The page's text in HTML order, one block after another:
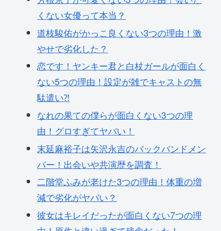
くない女優って本当？
道枝駿佑がかっこ良くない3つの理由！激
やせで劣化した？
恋です！ヤンキー君と白杖ガールが面白く
ない5つの理由！設定が雑でキャストの無
駄遣い⁈
なれの果ての僕らが面白くない3つの理
由！グロすぎてヤバい！
末延麻裕子は矢沢永吉のバックバンドメン
バー！出会いや共演歴を調査！
二階堂ふみが老けた3つの理由！体重の増
減で劣化がヤバい？
彼女はキレイだったが面白くない7つの理